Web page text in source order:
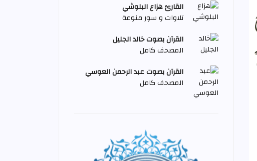
القارئ هزاع البلوشي
تلاوات و سور منوعة
القرآن بصوت خالد الجليل
المصحف كامل
القرآن بصوت عبد الرحمن العوسي
المصحف كامل